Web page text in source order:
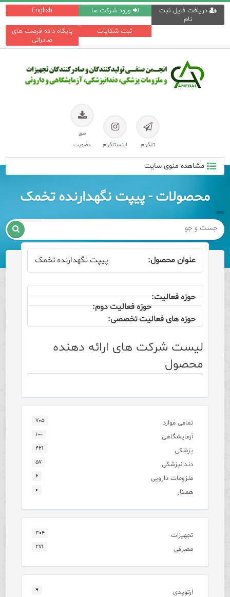
English ورود شرکت ها
دریافت فایل ثبت
نام
پایگاه داده فرصت های
صادراتی
ثبت شکایات
تلگرام اینستاگرام
حق
عضویت
مشاهده منوی سایت
محصولات - پیپت نگهدارنده تخمک

پیپت نگهدارنده تخمک
لیست شرکت های ارائه دهنده
محصول
تمامی موارد ۷۰۵
آزمایشگاهی ۱۰۰
پزشکی ۴۲۱
دندانپزشکی ۵۷
ملزومات دارویی ۶
همکار ۰
تجهیزات ۳۰۴
مصرفی ۲۷۱
ارتوپدی ۹